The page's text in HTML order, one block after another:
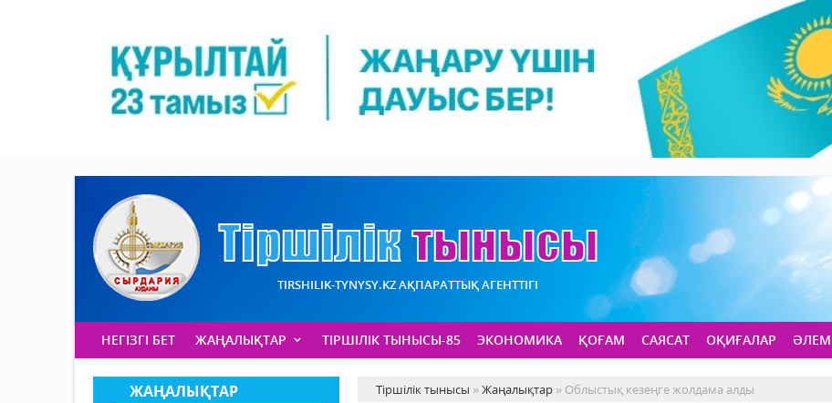
TIRSHILIK-TYNYSY.KZ АҚПАРАТТЫҚ АГЕНТТІГІ
НЕГІЗГІ БЕТ ЖАҢАЛЫҚТАР ТІРШІЛІК ТЫНЫСЫ-85 ЭКОНОМИКА ҚОҒАМ САЯСАТ ОҚИҒАЛАР ӘЛЕМ
ЖАҢАЛЫҚТАР Тіршілік тынысы »Жаңалықтар » Облыстық кезеңге жолдама алды